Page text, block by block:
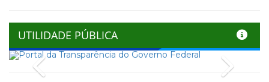
UTILIDADE PÚBLICA
Previous